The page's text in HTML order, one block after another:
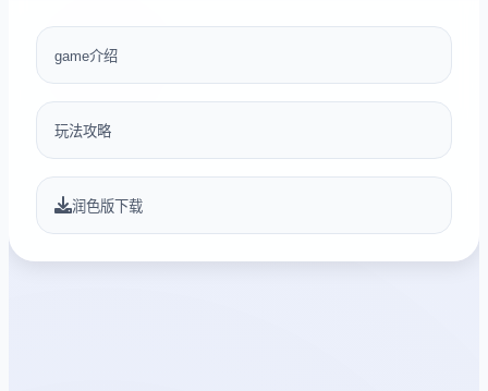
game介绍
玩法攻略
润色版下载